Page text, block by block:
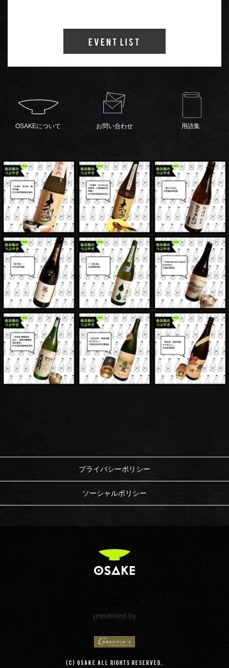
Event List
OSAKEについて お問い合わせ 用語集
プライバシーポリシー
ソーシャルポリシー
presented by
(c) OSAKE All Rights Reserved.